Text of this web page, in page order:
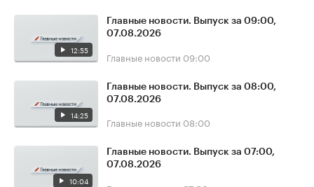
12:55
Главные новости. Выпуск за 09:00,
07.08.2026
Главные новости 09:00
14:25
Главные новости. Выпуск за 08:00,
07.08.2026
Главные новости 08:00
10:04
Главные новости. Выпуск за 07:00,
07.08.2026